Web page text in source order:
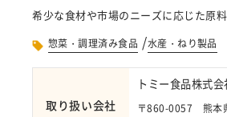
希少な食材や市場のニーズに応じた原
惣菜・調理済み食品 /水産・ねり製品
取り扱い会社
トミー食品株式会
〒860-0057 熊本